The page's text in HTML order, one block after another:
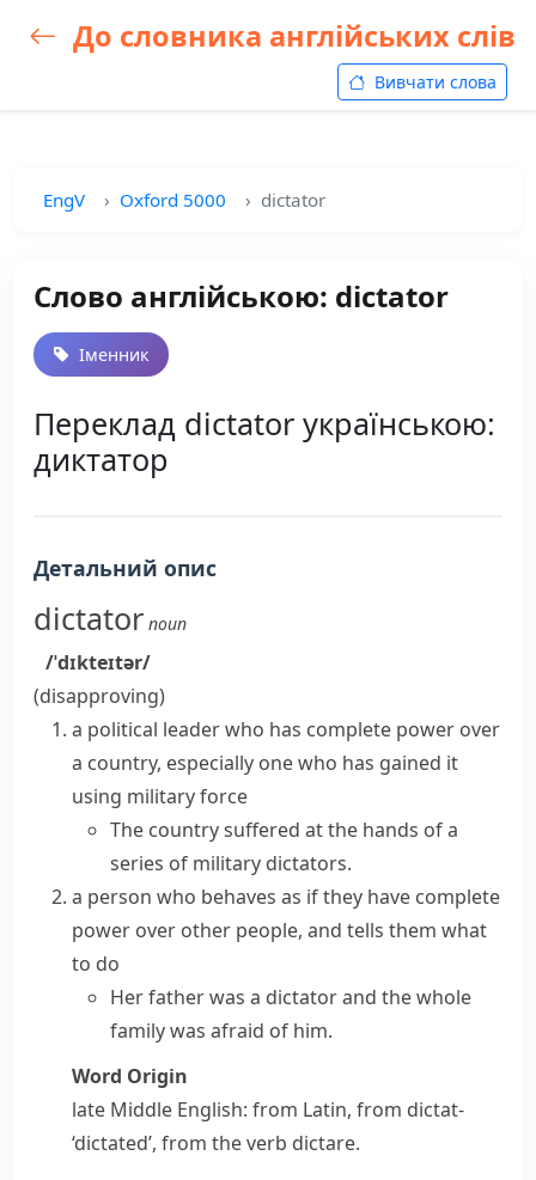
До словника англійських слів
Вивчати слова
EngV Oxford 5000 dictator
Слово англійською: dictator
Іменник
Переклад dictator українською:
диктатор
Детальний опис
dictator noun
/ˈdɪkteɪtər/
(disapproving)
a political leader who has complete power over
a country, especially one who has gained it
using military force
The country suffered at the hands of a
series of military dictators.
a person who behaves as if they have complete
power over other people, and tells them what
to do
Her father was a dictator and the whole
family was afraid of him.
Word Origin
late Middle English: from Latin, from dictat-
‘dictated’, from the verb dictare.